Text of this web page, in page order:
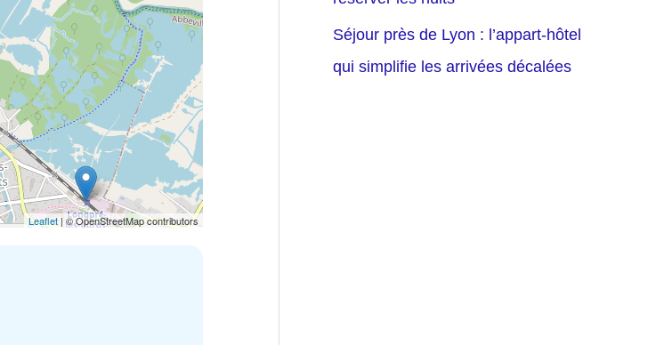
Leaflet | © OpenStreetMap contributors
Séjour près de Lyon : l’appart-hôtel
qui simplifie les arrivées décalées